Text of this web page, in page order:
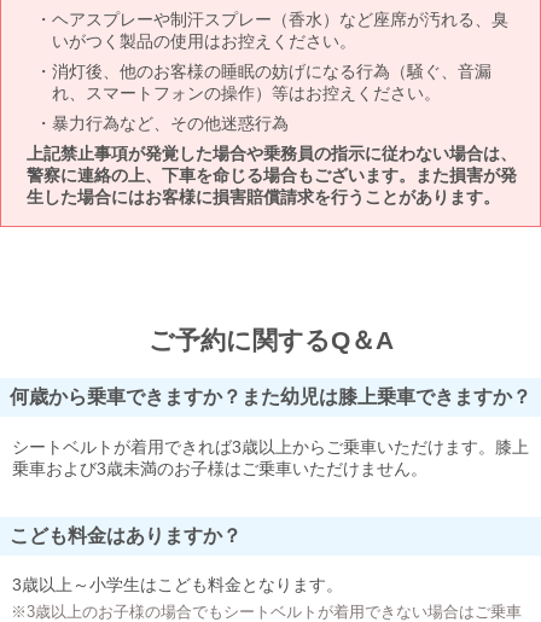
ヘアスプレーや制汗スプレー（香水）など座席が汚れる、臭
いがつく製品の使用はお控えください。
消灯後、他のお客様の睡眠の妨げになる行為（騒ぐ、音漏
れ、スマートフォンの操作）等はお控えください。
暴力行為など、その他迷惑行為
上記禁止事項が発覚した場合や乗務員の指示に従わない場合は、
警察に連絡の上、下車を命じる場合もございます。また損害が発
生した場合にはお客様に損害賠償請求を行うことがあります。
ご予約に関するQ＆A
何歳から乗車できますか？また幼児は膝上乗車できますか？
シートベルトが着用できれば3歳以上からご乗車いただけます。膝上
乗車および3歳未満のお子様はご乗車いただけません。
こども料金はありますか？
3歳以上～小学生はこども料金となります。
※3歳以上のお子様の場合でもシートベルトが着用できない場合はご乗車